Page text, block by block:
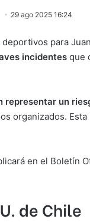
29 ago 2025 16:24
para
incidentes que
un
organizados.
en el Boletín
de Chile